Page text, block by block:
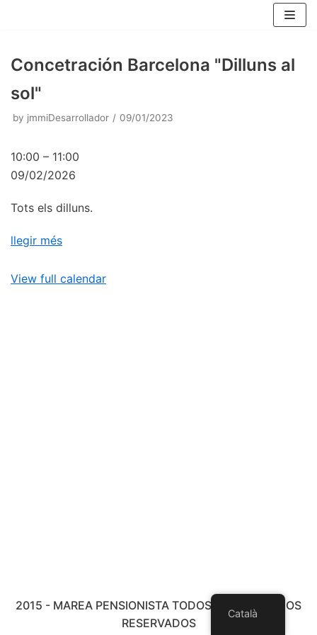
Concetración Barcelona "Dilluns al
sol"
by jmmiDesarrollador 09/01/2023
10:00 – 11:00
09/02/2026
Tots els dilluns.
llegir més
View full calendar
2015 - MAREA PENSIONISTA TODOS LOS DERECHOS
RESERVADOS
Català